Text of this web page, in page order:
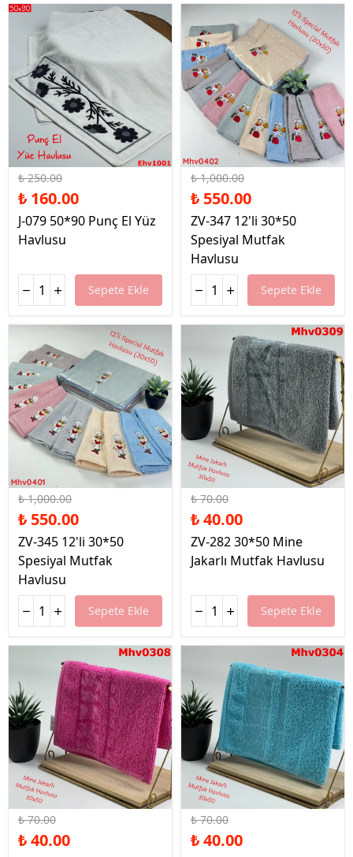
%36 İndirim
₺ 250.00
₺ 160.00
J-079 50*90 Punç El Yüz
Havlusu
Sepete Ekle
%45 İndirim
₺ 1,000.00
₺ 550.00
ZV-347 12'li 30*50
Spesiyal Mutfak
Havlusu
Sepete Ekle
%45 İndirim
₺ 1,000.00
₺ 550.00
ZV-345 12'li 30*50
Spesiyal Mutfak
Havlusu
Sepete Ekle
%43 İndirim
₺ 70.00
₺ 40.00
ZV-282 30*50 Mine
Jakarlı Mutfak Havlusu
Sepete Ekle
%43 İndirim
₺ 70.00
₺ 40.00
%43 İndirim
₺ 70.00
₺ 40.00